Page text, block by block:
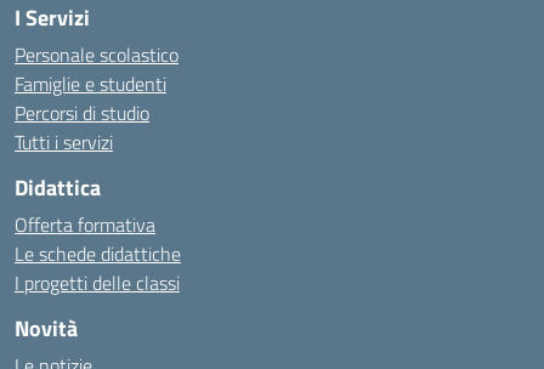
I Servizi
Personale scolastico
Famiglie e studenti
Percorsi di studio
Tutti i servizi
Didattica
Offerta formativa
Le schede didattiche
I progetti delle classi
Novità